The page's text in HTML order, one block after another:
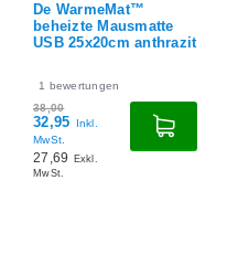
De WarmeMat™
beheizte Mausmatte
USB 25x20cm anthrazit
1 bewertungen
38,00
32,95
Inkl.
MwSt.
27,69
Exkl.
MwSt.